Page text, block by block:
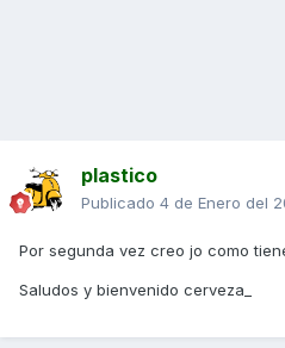
plastico
Publicado 4 de Enero del
Por segunda vez creo jo como
Saludos y bienvenido cerveza_